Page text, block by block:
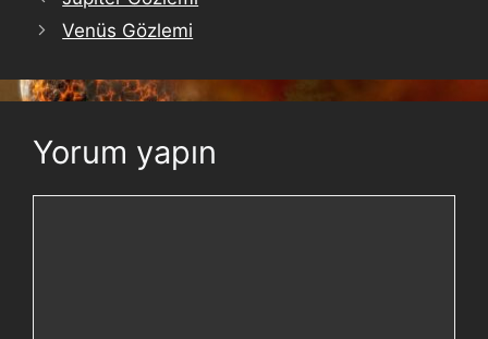
Venüs Gözlemi
Yorum yapın